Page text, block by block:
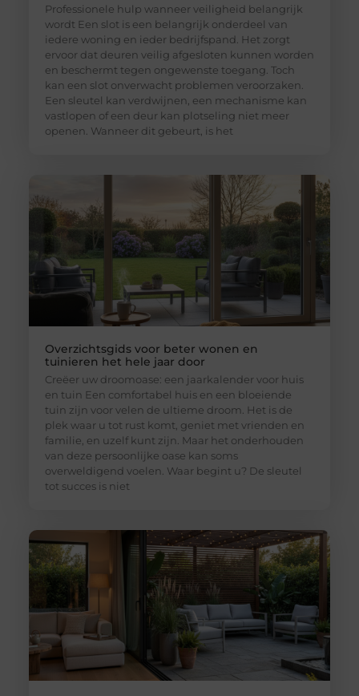
Professionele hulp wanneer veiligheid belangrijk
wordt Een slot is een belangrijk onderdeel van
iedere woning en ieder bedrijfspand. Het zorgt
ervoor dat deuren veilig afgesloten kunnen worden
en beschermt tegen ongewenste toegang. Toch
kan een slot onverwacht problemen veroorzaken.
Een sleutel kan verdwijnen, een mechanisme kan
vastlopen of een deur kan plotseling niet meer
openen. Wanneer dit gebeurt, is het
Overzichtsgids voor beter wonen en
tuinieren het hele jaar door
Creëer uw droomoase: een jaarkalender voor huis
en tuin Een comfortabel huis en een bloeiende
tuin zijn voor velen de ultieme droom. Het is de
plek waar u tot rust komt, geniet met vrienden en
familie, en uzelf kunt zijn. Maar het onderhouden
van deze persoonlijke oase kan soms
overweldigend voelen. Waar begint u? De sleutel
tot succes is niet